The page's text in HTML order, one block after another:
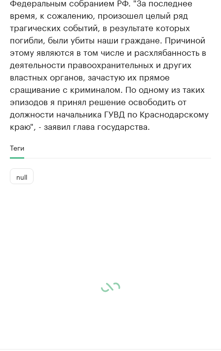
время, к сожалению, произошел целый ряд
трагических событий, в результате которых
погибли, были убиты наши граждане. Причиной
этому являются в том числе и расхлябанность в
деятельности правоохранительных и других
властных органов, зачастую их прямое
сращивание с криминалом. По одному из таких
эпизодов я принял решение освободить от
должности начальника ГУВД по Краснодарскому
краю", - заявил глава государства.
Теги
null